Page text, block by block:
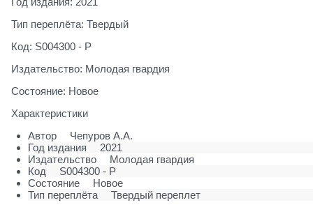
Тип переплёта: Твердый
Код: S004300 - Р
Издательство: Молодая гвардия
Состояние: Новое
Характеристики
Автор
Чепуров А.А.
Год издания
2021
Издательство
Молодая гвардия
Код
S004300 - Р
Состояние
Новое
Тип переплёта
Твердый переплет